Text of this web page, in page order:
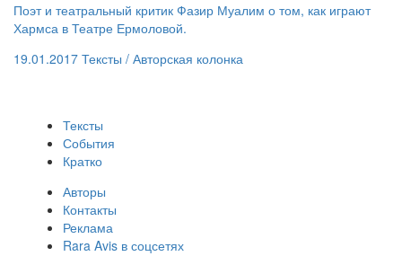
Поэт и театральный критик Фазир Муалим о том, как играют
Хармса в Театре Ермоловой.
19.01.2017 Тексты / Авторская колонка
Тексты
События
Кратко
Авторы
Контакты
Реклама
Rara Avis в соцсетях